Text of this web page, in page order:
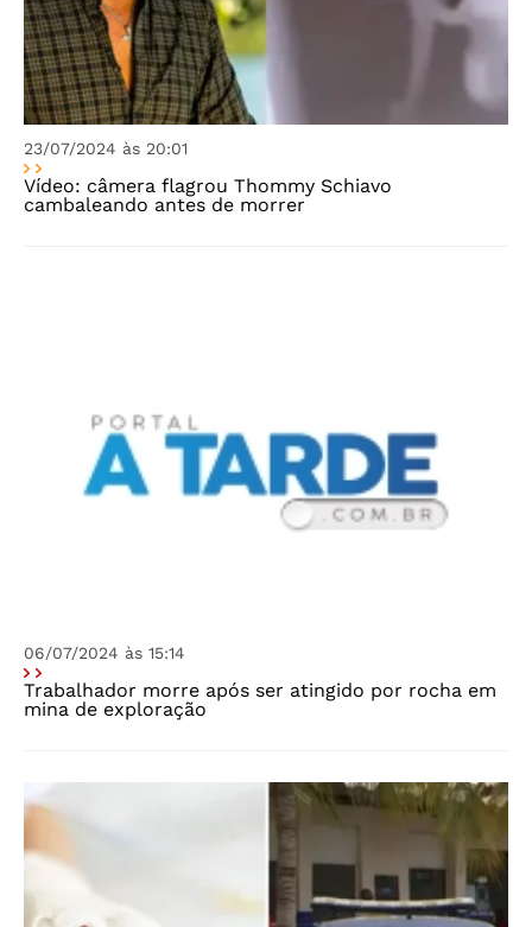
23/07/2024 às 20:01
Vídeo: câmera flagrou Thommy Schiavo
cambaleando antes de morrer
06/07/2024 às 15:14
Trabalhador morre após ser atingido por rocha em
mina de exploração